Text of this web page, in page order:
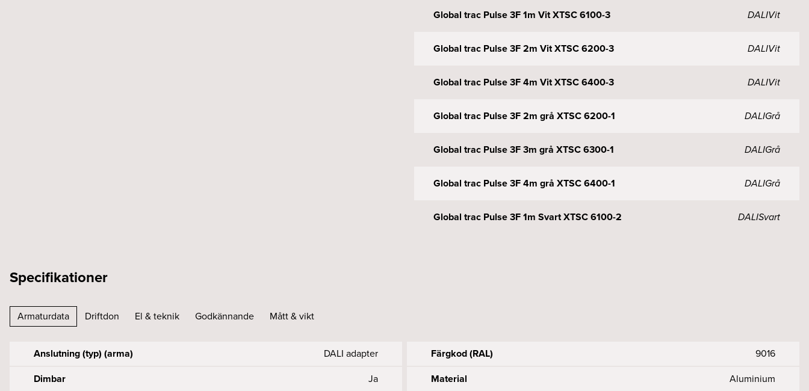
Global trac Pulse 3F 1m Vit XTSC 6100-3 DALIVit
Global trac Pulse 3F 2m Vit XTSC 6200-3 DALIVit
Global trac Pulse 3F 4m Vit XTSC 6400-3 DALIVit
Global trac Pulse 3F 2m grå XTSC 6200-1 DALIGrå
Global trac Pulse 3F 3m grå XTSC 6300-1 DALIGrå
Global trac Pulse 3F 4m grå XTSC 6400-1 DALIGrå
Global trac Pulse 3F 1m Svart XTSC 6100-2 DALISvart
Specifikationer
Armaturdata Driftdon El & teknik Godkännande Mått & vikt
Anslutning (typ) (arma)
DALI adapter
Dimbar
Ja
Färgkod (RAL)
9016
Material
Aluminium